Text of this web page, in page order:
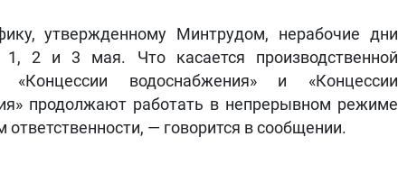
утвержденному Минтрудом, нерабочие дни
2 и 3 мая. Что касается производственной
«Концессии водоснабжения» и «Концессии
продолжают работать в непрерывном режиме
ответственности, — говорится в сообщении.